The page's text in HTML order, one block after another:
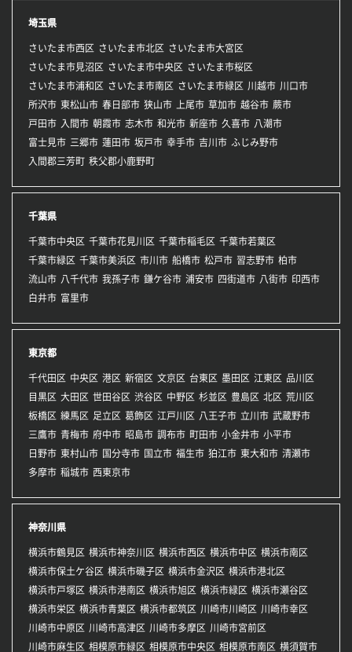
埼玉県
さいたま市西区 さいたま市北区
さいたま市大宮区
さいたま市見沼区
さいたま市中央区
さいたま市桜区
さいたま市浦和区
さいたま市南区 さいたま市緑区 川越市 川口市
所沢市 東松山市 春日部市 狭山市 上尾市 草加市 越谷市 蕨市
戸田市 入間市 朝霞市 志木市 和光市 新座市 久喜市 八潮市
富士見市 三郷市 蓮田市 坂戸市 幸手市 吉川市 ふじみ野市
入間郡三芳町 秩父郡小鹿野町
千葉県
千葉市中央区 千葉市花見川区 千葉市稲毛区 千葉市若葉区
千葉市緑区 千葉市美浜区 市川市 船橋市 松戸市 習志野市 柏市
流山市 八千代市 我孫子市 鎌ケ谷市 浦安市 四街道市 八街市 印西市
白井市 富里市
東京都
千代田区 中央区 港区 新宿区 文京区 台東区 墨田区 江東区 品川区
目黒区 大田区 世田谷区 渋谷区 中野区 杉並区 豊島区 北区 荒川区
板橋区 練馬区 足立区 葛飾区 江戸川区 八王子市 立川市 武蔵野市
三鷹市 青梅市 府中市 昭島市 調布市 町田市 小金井市 小平市
日野市 東村山市 国分寺市 国立市 福生市 狛江市 東大和市 清瀬市
多摩市 稲城市 西東京市
神奈川県
横浜市鶴見区 横浜市神奈川区 横浜市西区 横浜市中区 横浜市南区
横浜市保土ケ谷区 横浜市磯子区 横浜市金沢区 横浜市港北区
横浜市戸塚区 横浜市港南区 横浜市旭区 横浜市緑区 横浜市瀬谷区
横浜市栄区 横浜市青葉区 横浜市都筑区 川崎市川崎区 川崎市幸区
川崎市中原区 川崎市高津区 川崎市多摩区 川崎市宮前区
川崎市麻生区 相模原市緑区 相模原市中央区 相模原市南区 横須賀市